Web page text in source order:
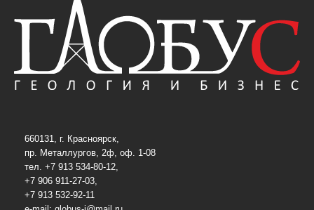
660131, г. Красноярск,
пр. Металлургов, 2ф, оф. 1-08
тел. +7 913 534-80-12,
+7 906 911-27-03,
+7 913 532-92-11